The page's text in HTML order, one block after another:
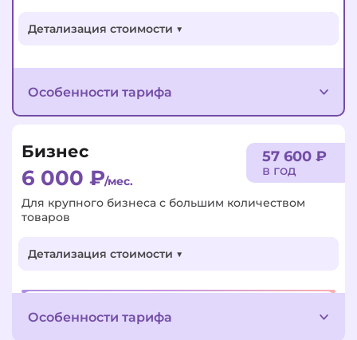
Детализация стоимости ▼
Особенности тарифа
Бизнес 57 600 ₽
в год
6 000 ₽/мес.
Для крупного бизнеса с большим количеством
товаров
Детализация стоимости ▼
Особенности тарифа